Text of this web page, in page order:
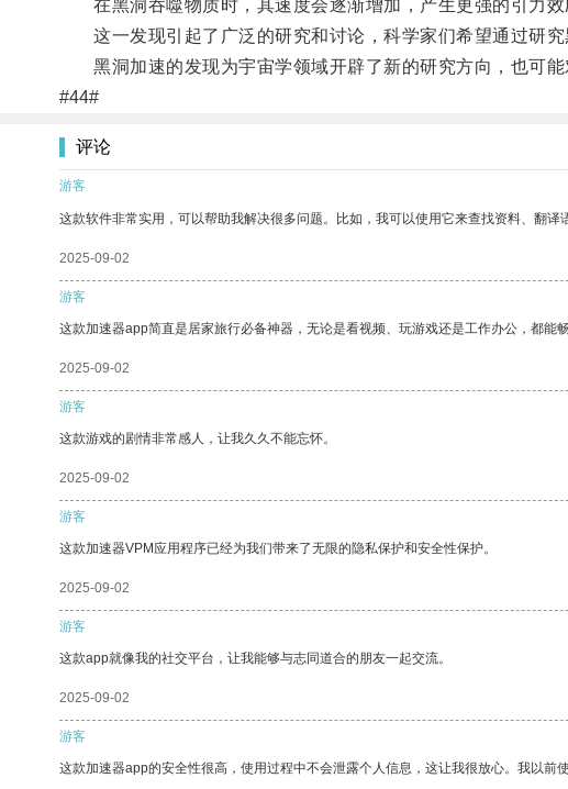
在黑洞吞噬物质时，其速度会逐渐增加，产生更强的引力效
这一发现引起了广泛的研究和讨论，科学家们希望通过研究
黑洞加速的发现为宇宙学领域开辟了新的研究方向，也可能
#44#
评论
游客
这款软件非常实用，可以帮助我解决很多问题。比如，我可以使用它来查找资料、翻译
2025-09-02
游客
这款加速器app简直是居家旅行必备神器，无论是看视频、玩游戏还是工作办公，都能
2025-09-02
游客
这款游戏的剧情非常感人，让我久久不能忘怀。
2025-09-02
游客
这款加速器VPM应用程序已经为我们带来了无限的隐私保护和安全性保护。
2025-09-02
游客
这款app就像我的社交平台，让我能够与志同道合的朋友一起交流。
2025-09-02
游客
这款加速器app的安全性很高，使用过程中不会泄露个人信息，这让我很放心。我以前